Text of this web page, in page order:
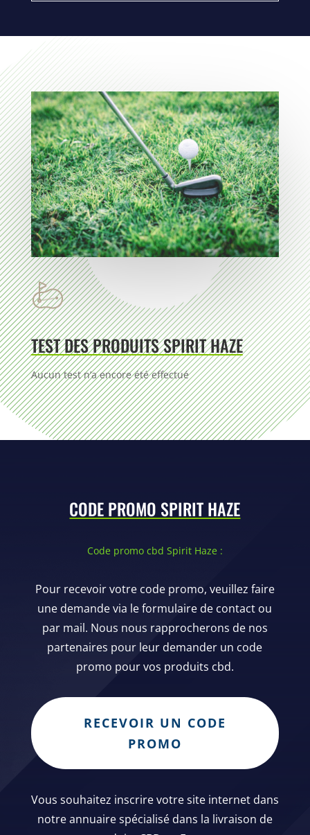
TEST DES PRODUITS SPIRIT HAZE
Aucun test n’a encore été effectué
CODE PROMO SPIRIT HAZE
Code promo cbd Spirit Haze :
Pour recevoir votre code promo, veuillez faire
une demande via le formulaire de contact ou
par mail. Nous nous rapprocherons de nos
partenaires pour leur demander un code
promo pour vos produits cbd.
RECEVOIR UN CODE
PROMO
Vous souhaitez inscrire votre site internet dans
notre annuaire spécialisé dans la livraison de